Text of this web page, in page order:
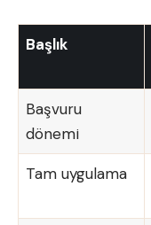
Başlık
Başvuru
dönemi
Tam uygulama